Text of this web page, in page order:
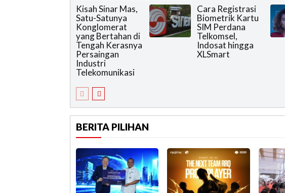
Kisah Sinar Mas,
Satu-Satunya
Konglomerat
yang Bertahan di
Tengah Kerasnya
Persaingan
Industri
Telekomunikasi
Cara Registrasi
Biometrik Kartu
SIM Perdana
Telkomsel,
Indosat hingga
XLSmart
BERITA PILIHAN